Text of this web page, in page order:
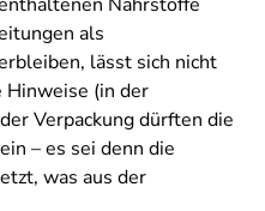
als
lässt sich nicht
Hinweise (in der
Verpackung dürften die
– es sei denn die
was aus der